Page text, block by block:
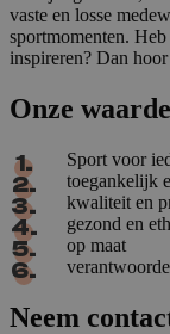
vaste en losse
sportmomenten.
inspireren? Dan
Onze
Sport voor
toegankelijk
kwaliteit en
gezond en
op maat
Neem